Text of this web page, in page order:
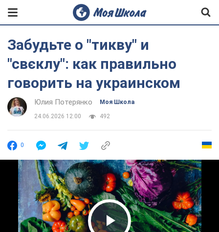
Забудьте о "тикву" и
"свєклу": как правильно
говорить на украинском
Юлия Потерянко Моя Школа
24.06.2026 12:00 492
0